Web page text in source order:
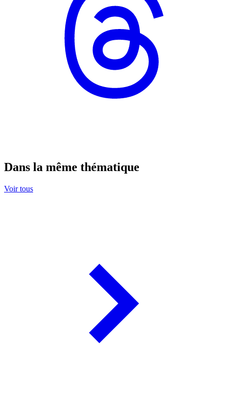
Dans la même thématique
Voir tous